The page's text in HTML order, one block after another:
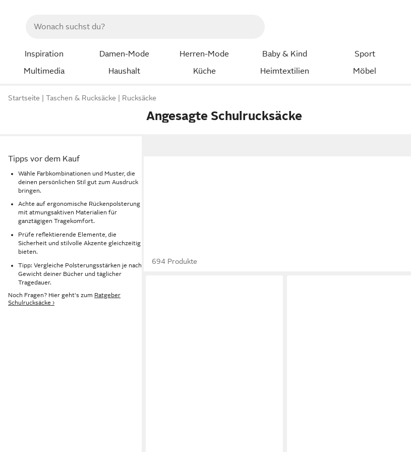
Inspiration Damen-Mode Herren-Mode Baby & Kind Sport
Multimedia
Haushalt Küche Heimtextilien Möbel
Startseite Taschen & Rucksäcke Rucksäcke
Angesagte Schulrucksäcke
Tipps vor dem Kauf
Wähle Farbkombinationen und Muster, die
deinen persönlichen Stil gut zum Ausdruck
bringen.
Achte auf ergonomische Rückenpolsterung
mit atmungsaktiven Materialien für
ganztägigen Tragekomfort.
Prüfe reflektierende Elemente, die
Sicherheit und stilvolle Akzente gleichzeitig
bieten.
Tipp: Vergleiche Polsterungsstärken je nach
Gewicht deiner Bücher und täglicher
Tragedauer.
Noch Fragen? Hier geht's zum Ratgeber
Schulrucksäcke ›
694 Produkte